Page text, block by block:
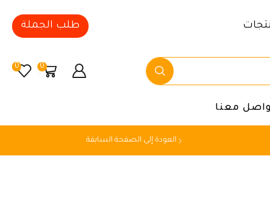
طلب الجملة
0
0
معنا
العودة إلى الصفحة السابقة